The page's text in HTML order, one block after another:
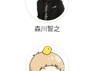
森川智之